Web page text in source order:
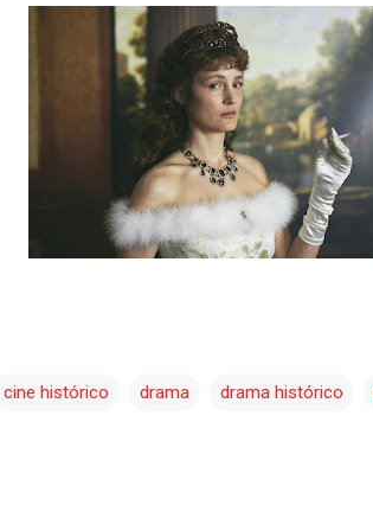
cine histórico drama drama histórico